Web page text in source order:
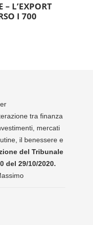
– L’EXPORT
I 700
tra finanza
mercati
il benessere e
del Tribunale
del 29/10/2020.